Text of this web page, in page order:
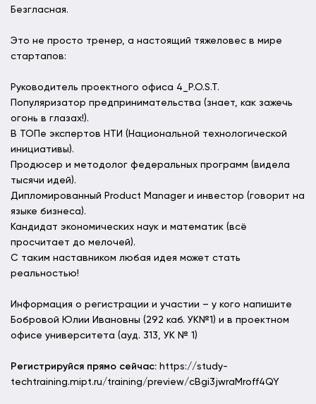
Безгласная.
Это не просто тренер, а настоящий тяжеловес в мире
стартапов:
Руководитель проектного офиса 4_P.O.S.T.
Популяризатор предпринимательства (знает, как зажечь
огонь в глазах!).
В ТОПе экспертов НТИ (Национальной технологической
инициативы).
Продюсер и методолог федеральных программ (видела
тысячи идей).
Дипломированный Product Manager и инвестор (говорит на
языке бизнеса).
Кандидат экономических наук и математик (всё
просчитает до мелочей).
С таким наставником любая идея может стать
реальностью!
Информация о регистрации и участии – у кого напишите
Бобровой Юлии Ивановны (292 каб. УК№1) и в проектном
офисе университета (ауд. 313, УК № 1)
Регистрируйся прямо сейчас: https://study-
techtraining.mipt.ru/training/preview/cBgi3jwraMroff4QY